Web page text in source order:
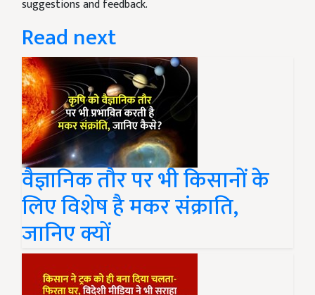
suggestions and feedback.
Read next
वैज्ञानिक तौर पर भी किसानों के
लिए विशेष है मकर संक्राति,
जानिए क्यों